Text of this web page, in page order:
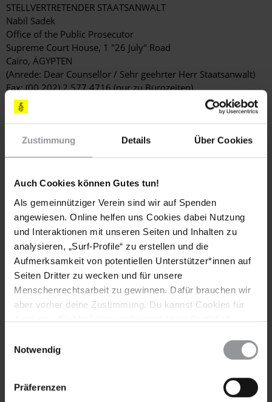
Zustimmung Details Über Cookies
Auch Cookies können Gutes tun!
Als gemeinnütziger Verein sind wir auf Spenden
angewiesen. Online helfen uns Cookies dabei Nutzung
und Interaktionen mit unseren Seiten und Inhalten zu
analysieren, „Surf-Profile“ zu erstellen und die
Aufmerksamkeit von potentiellen Unterstützer*innen auf
Seiten Dritter zu wecken und für unsere
Menschenrechtsarbeit zu gewinnen. Dafür brauchen wir
aber vorher deine Zustimmung. Du kannst Cookies für
Analysen, für Marketing und eingebettete Drittinhalte
wieder ändern. Diesen Banner kannst Du über den Link
Notwendig
Präferenzen
STELLVERTRETENDER STAATSANWALT
Nabil Sadek
Office of the Public Prosecutor
Supreme Court House, 1 "26 July" Road
Cairo, ÄGYPTEN
(Anrede: Dear Counsellor / Sehr geehrter Herr Staatsanwalt)
Fax: (00 202) 2 577 4716 (nur zu Bürozeiten)
PRÄSIDENT
Abdel Fattah al-Sisi
Office of the President
Al Ittihadia Palace
Fax: (00 202) 2 391 1441
E-Mail:p.spokesman@op.gov.egoder
Moh_moussa@op.gov.eg
KOPIEN AN
STELLVERTRETENDE BEAUFTRAGTE FÜR MENSCHENRECHTE
IM AUSSENMINISTERIUM
Mahy Hassan Abdel Latif
Ministry of Foreign Affairs
Corniche al-Nil
Cairo
Fax: (00 202) 2 574 9713
Contact.US@mfa.gov.eg
BOTSCHAFT DER ARABISCHEN REPUBLIK ÄGYPTEN
S.E. Herr Badr Ahmed Mohamed Abdelatty